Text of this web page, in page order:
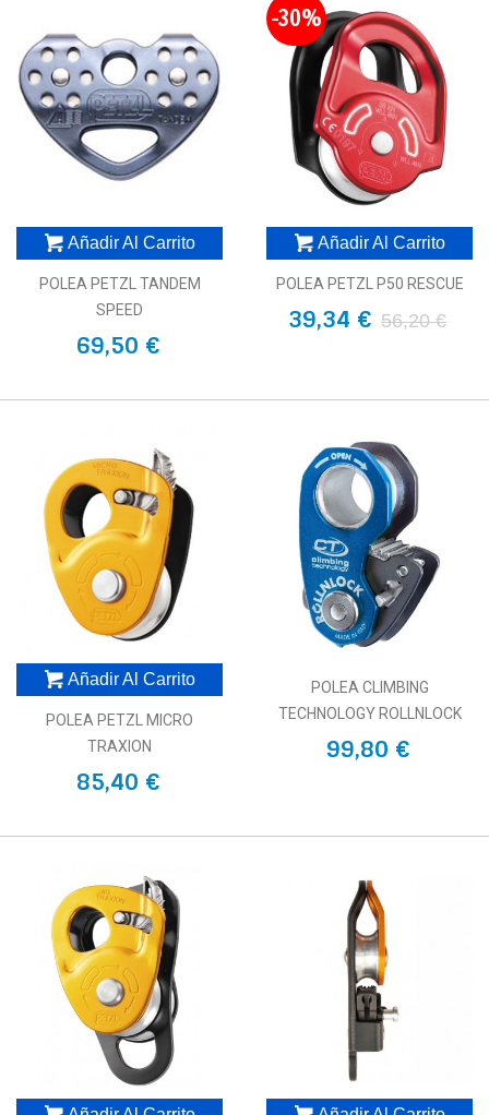
Añadir Al Carrito
POLEA PETZL TANDEM
SPEED
69,50 €
-30%
Añadir Al Carrito
POLEA PETZL P50 RESCUE
39,34 € 56,20 €
Añadir Al Carrito
POLEA PETZL MICRO
TRAXION
85,40 €
POLEA CLIMBING
TECHNOLOGY ROLLNLOCK
99,80 €